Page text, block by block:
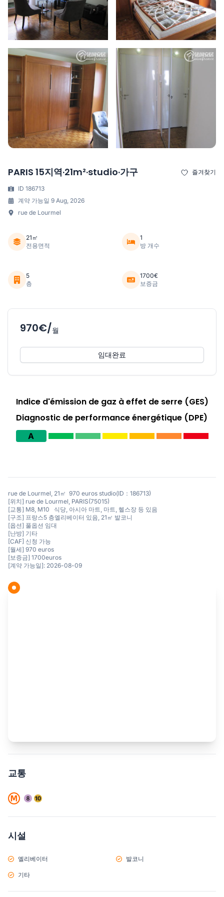
PARIS 15지역·21m²·studio·가구 즐겨찾기
ID 186713
계약 가능일 9 Aug, 2026
rue de Lourmel
21㎡
전용면적
1
방 개수
5
층
1700€
보증금
970€/월
임대완료
Indice d'émission de gaz à effet de serre (GES)
Diagnostic de performance énergétique (DPE)
A
rue de Lourmel, 21㎡ 970 euros studio(ID：186713)
[위치] rue de Lourmel, PARIS(75015)
[교통] M8, M10 식당, 아시아 마트, 마트, 헬스장 등 있음
[구조] 프랑스5 층엘리베이터 있음, 21㎡ 발코니
[옵션] 풀옵션 임대
[난방] 기타
[CAF] 신청 가능
[월세] 970 euros
[보증금] 1700euros
[계약 가능일]: 2026-08-09
교통
시설
엘리베이터 발코니
기타